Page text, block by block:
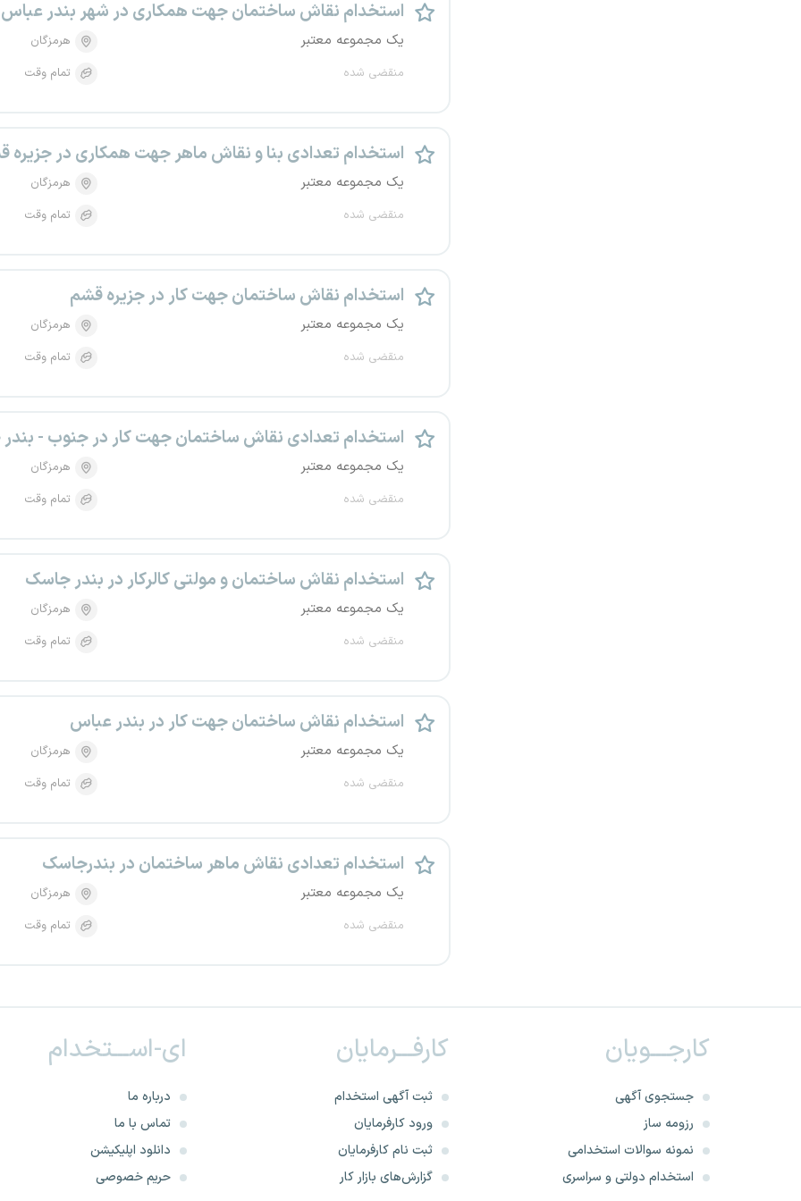
گرگان
گلستان
گیلان
یاسوج
استخدام نقاش ساختمان جهت همکاری در شهر بندر عباس
یک مجموعه معتبر
منقضی شده
هرمزگان
تمام وقت
استخدام تعدادی بنا و نقاش ماهر جهت همکاری در جزیره
یک مجموعه معتبر
منقضی شده
هرمزگان
تمام وقت
استخدام نقاش ساختمان جهت کار در جزیره قشم
یک مجموعه معتبر
منقضی شده
هرمزگان
تمام وقت
استخدام تعدادی نقاش ساختمان جهت کار در جنوب -
یک مجموعه معتبر
منقضی شده
هرمزگان
تمام وقت
استخدام نقاش ساختمان و مولتی کالرکار در بندر جاسک
یک مجموعه معتبر
منقضی شده
هرمزگان
تمام وقت
استخدام نقاش ساختمان جهت کار در بندر عباس
یک مجموعه معتبر
منقضی شده
هرمزگان
تمام وقت
استخدام تعدادی نقاش ماهر ساختمان در بندرجاسک
یک مجموعه معتبر
منقضی شده
هرمزگان
تمام وقت
کارجـــویان
جستجوی آگهی
رزومه ساز
نمونه سوالات استخدامی
استخدام دولتی و سراسری
کارفـــرمایان
ثبت آگهی استخدام
ورود کارفرمایان
ثبت نام کارفرمایان
گزارش‌های بازار کار
ای-اســـتخدام
درباره ما
تماس با ما
دانلود اپلیکیشن
حریم خصوصی